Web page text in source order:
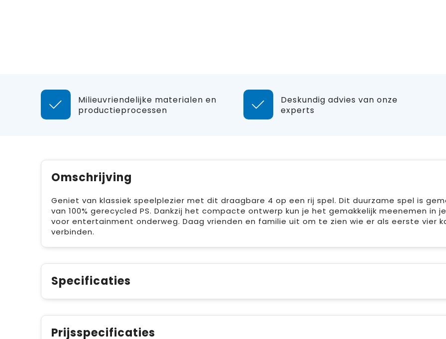
Milieuvriendelijke materialen en
productieprocessen
Deskundig advies van onze
experts
Omschrijving
Geniet van klassiek speelplezier met dit draagbare 4 op een rij spel. Dit duurzame spel is
van 100% gerecycled PS. Dankzij het compacte ontwerp kun je het gemakkelijk meenemen in
voor entertainment onderweg. Daag vrienden en familie uit om te zien wie er als eerste vier
verbinden.
Specificaties
Prijsspecificaties